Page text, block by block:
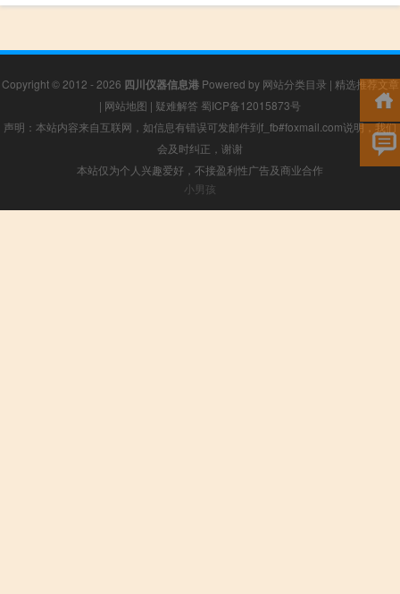
Copyright © 2012 - 2026 四川仪器信息港Powered by 网站分类目录 | 精选推荐文章
| 网站地图 | 疑难解答 蜀ICP备12015873号
声明：本站内容来自互联网，如信息有错误可发邮件到f_fb#foxmail.com说明，我们
会及时纠正，谢谢
本站仅为个人兴趣爱好，不接盈利性广告及商业合作
小男孩